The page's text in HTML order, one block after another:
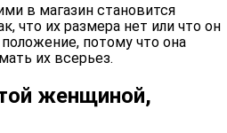
в магазин становится
что их размера нет или что он
потому что она
их всерьез.
женщиной,